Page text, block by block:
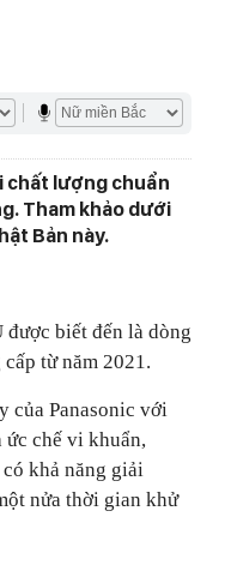
chất lượng chuẩn
Tham khảo dưới
Bản này.
được biết đến là dòng
từ năm 2021.
của Panasonic với
chế vi khuẩn,
khả năng giải
nửa thời gian khử